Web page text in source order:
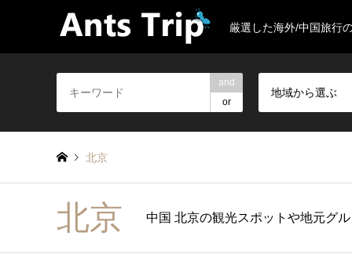
厳選した海外/中国旅行
and
or
地域から選ぶ
北京
北京 中国 北京の観光スポットや地元グ